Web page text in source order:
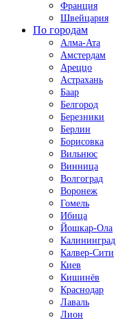
Франция
Швейцария
По городам
Алма-Ата
Амстердам
Ареццо
Астрахань
Баар
Белгород
Березники
Берлин
Борисовка
Вильнюс
Винница
Волгоград
Воронеж
Гомель
Ибица
Йошкар-Ола
Калининград
Калвер-Сити
Киев
Кишинёв
Краснодар
Лаваль
Лион